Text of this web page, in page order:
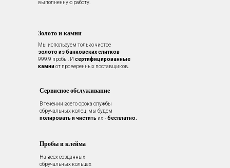
Мы используем только чистое
золото из банковских слитков
999.9 пробы. И сертифицированные
камниот проверенных поставщиков.
Золото и камни
выполненную работу.
Сервисное обслуживание
В течении всего срока службы
обручальных колец, мы будем
полировать и чистить их - бесплатно.
Пробы и клейма
На всех созданных
обручальных кольцах